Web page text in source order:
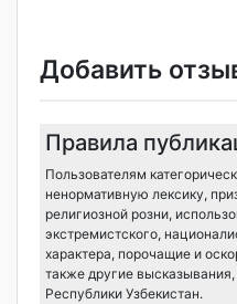
Добавить
Правила
Пользователям
ненормативную лексику,
религиозной розни,
экстремистского,
характера, порочащие и
также другие
Республики Узбекистан.